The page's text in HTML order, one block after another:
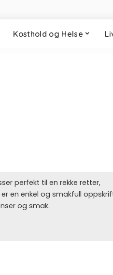
Kosthold og Helse
perfekt til en rekke retter,
en enkel og smakfull
og smak.